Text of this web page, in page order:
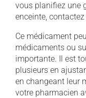
vous planifiez une
enceinte,
Ce médicament
médicaments ou
importante. Il est
plusieurs en
en changeant leur
votre pharmacien